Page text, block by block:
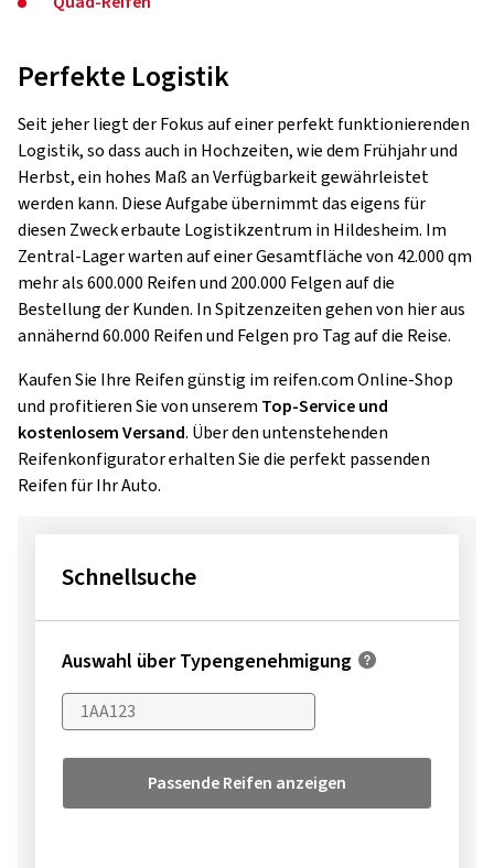
Perfekte Logistik
Seit jeher liegt der Fokus auf einer perfekt funktionierenden
Logistik, so dass auch in Hochzeiten, wie dem Frühjahr und
Herbst, ein hohes Maß an Verfügbarkeit gewährleistet
werden kann. Diese Aufgabe übernimmt das eigens für
diesen Zweck erbaute Logistikzentrum in Hildesheim. Im
Zentral-Lager warten auf einer Gesamtfläche von 42.000 qm
mehr als 600.000 Reifen und 200.000 Felgen auf die
Bestellung der Kunden. In Spitzenzeiten gehen von hier aus
annähernd 60.000 Reifen und Felgen pro Tag auf die Reise.
Kaufen Sie Ihre Reifen günstig im reifen.com Online-Shop
und profitieren Sie von unserem Top-Service und
kostenlosem Versand. Über den untenstehenden
Reifenkonfigurator erhalten Sie die perfekt passenden
Reifen für Ihr Auto.
Schnellsuche
Auswahl über Typengenehmigung
Passende Reifen anzeigen